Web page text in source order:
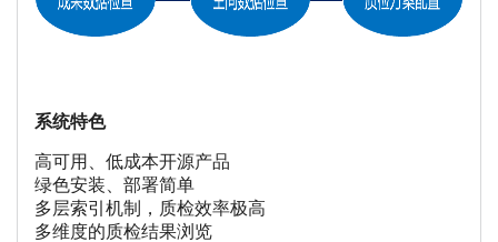
系统特色
高可用、低成本开源产品
绿色安装、部署简单
多层索引机制，质检效率极高
多维度的质检结果浏览